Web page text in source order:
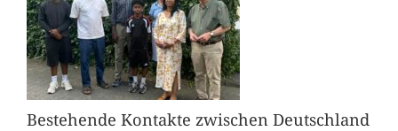
Bestehende Kontakte zwischen Deutschland